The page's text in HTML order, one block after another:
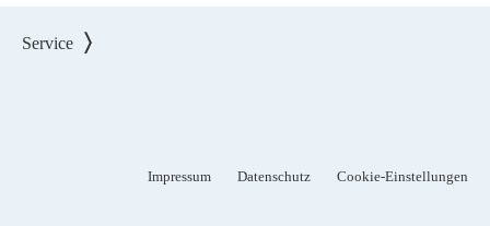
Service
Impressum Datenschutz Cookie-Einstellungen